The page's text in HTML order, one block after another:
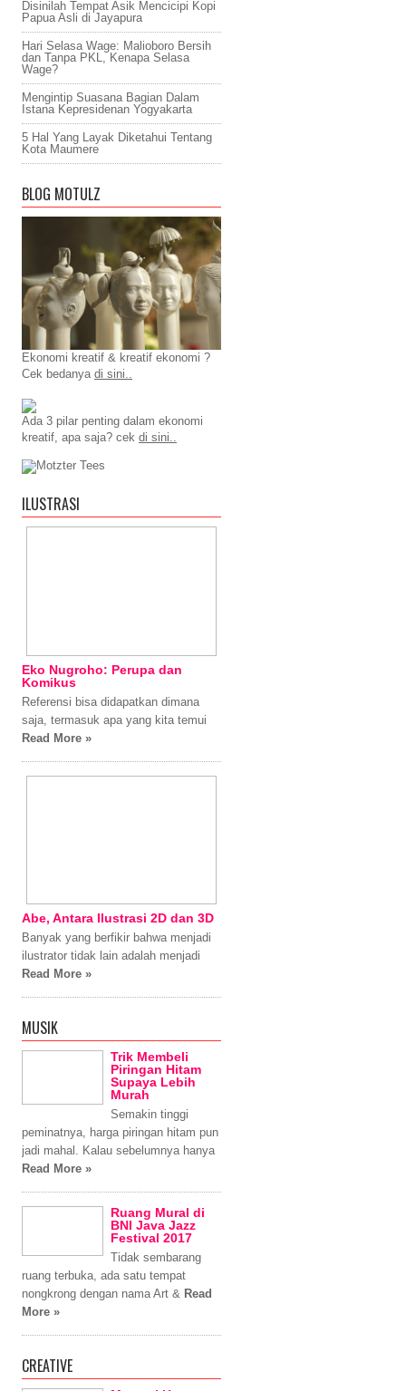
Disinilah Tempat Asik Mencicipi Kopi
Papua Asli di Jayapura
Hari Selasa Wage: Malioboro Bersih
dan Tanpa PKL, Kenapa Selasa
Wage?
Mengintip Suasana Bagian Dalam
Istana Kepresidenan Yogyakarta
5 Hal Yang Layak Diketahui Tentang
Kota Maumere
BLOG MOTULZ
Ekonomi kreatif & kreatif ekonomi ?
Cek bedanya di sini..
Ada 3 pilar penting dalam ekonomi
kreatif, apa saja? cek di sini..
ILUSTRASI
Eko Nugroho: Perupa dan
Komikus
Referensi bisa didapatkan dimana
saja, termasuk apa yang kita temui
Read More »
Abe, Antara Ilustrasi 2D dan 3D
Banyak yang berfikir bahwa menjadi
ilustrator tidak lain adalah menjadi
Read More »
MUSIK
Trik Membeli
Piringan Hitam
Supaya Lebih
Murah
Semakin tinggi
peminatnya, harga piringan hitam pun
jadi mahal. Kalau sebelumnya hanya
Read More »
Ruang Mural di
BNI Java Jazz
Festival 2017
Tidak sembarang
ruang terbuka, ada satu tempat
nongkrong dengan nama Art & Read
More »
CREATIVE